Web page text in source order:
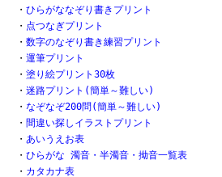
・ ひらがななぞり書きプリント
・ 点つなぎプリント
・ 数字のなぞり書き練習プリント
・ 運筆プリント
・ 塗り絵プリント30枚
・ 迷路プリント(簡単～難しい)
・ なぞなぞ200問(簡単～難しい)
・ 間違い探しイラストプリント
・ あいうえお表
・ ひらがな 濁音・半濁音・拗音一覧表
・ カタカナ表